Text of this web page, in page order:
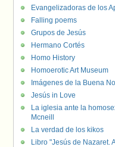
Evangelizadoras de los
Falling poems
Grupos de Jesús
Hermano Cortés
Homo History
Homoerotic Art Museum
Imágenes de la Buena
Jesús in Love
La iglesia ante la
Mcneill
La verdad de los kikos
Libro "Jesús de Nazaret.